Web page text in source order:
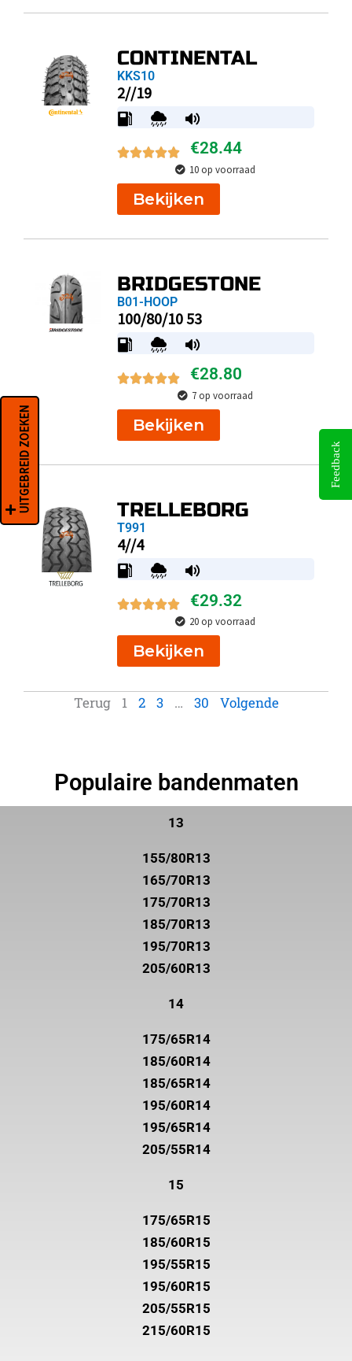
CONTINENTAL
KKS10
2//19
€28.44
10 op voorraad
Bekijken
BRIDGESTONE
B01-HOOP
100/80/10 53
€28.80
7 op voorraad
Bekijken
TRELLEBORG
T991
4//4
€29.32
20 op voorraad
Bekijken
Terug 1 2 3 … 30 Volgende
Populaire bandenmaten
13
155/80R13
165/70R13
175/70R13
185/70R13
195/70R13
205/60R13
14
175/65R14
185/60R14
185/65R14
195/60R14
195/65R14
205/55R14
15
175/65R15
185/60R15
195/55R15
195/60R15
205/55R15
215/60R15
UITGEBREID ZOEKEN Feedback